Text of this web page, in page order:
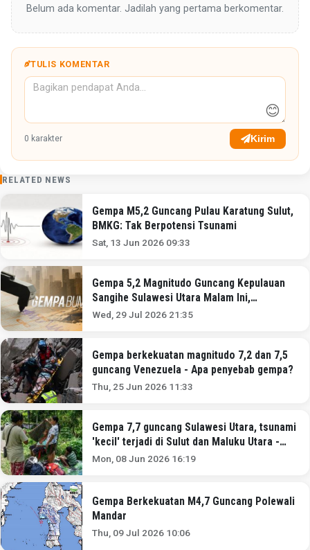
Belum ada komentar. Jadilah yang pertama berkomentar.
TULIS KOMENTAR
😊
0 karakter Kirim
RELATED NEWS
Gempa M5,2 Guncang Pulau Karatung Sulut,
BMKG: Tak Berpotensi Tsunami
Sat, 13 Jun 2026 09:33
Gempa 5,2 Magnitudo Guncang Kepulauan
Sangihe Sulawesi Utara Malam Ini,
Kedalaman 10 Km
Wed, 29 Jul 2026 21:35
Gempa berkekuatan magnitudo 7,2 dan 7,5
guncang Venezuela - Apa penyebab gempa?
Thu, 25 Jun 2026 11:33
Gempa 7,7 guncang Sulawesi Utara, tsunami
'kecil' terjadi di Sulut dan Maluku Utara -
'Gempa terasa kuat dan lama'
Mon, 08 Jun 2026 16:19
Gempa Berkekuatan M4,7 Guncang Polewali
Mandar
Thu, 09 Jul 2026 10:06